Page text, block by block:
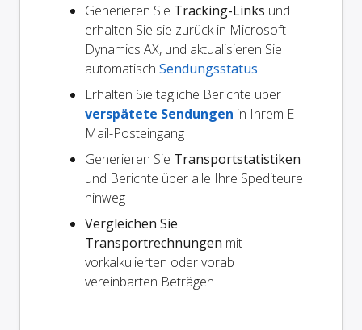
Generieren Sie Tracking-Links und
erhalten Sie sie zurück in Microsoft
Dynamics AX, und aktualisieren Sie
automatisch Sendungsstatus
Erhalten Sie tägliche Berichte über
verspätete Sendungen in Ihrem E-
Mail-Posteingang
Generieren Sie Transportstatistiken
und Berichte über alle Ihre Spediteure
hinweg
Vergleichen Sie
Transportrechnungen mit
vorkalkulierten oder vorab
vereinbarten Beträgen